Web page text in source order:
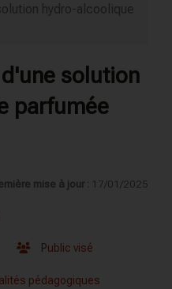
hydro-alcoolique
solution
parfumée
mise à jour : 17/01/2025
Public visé
pédagogiques